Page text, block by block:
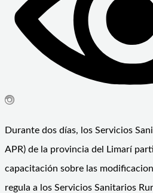
Durante dos días, los Servicios
APR) de la provincia del Limarí
capacitación sobre las
regula a los Servicios Sanitarios